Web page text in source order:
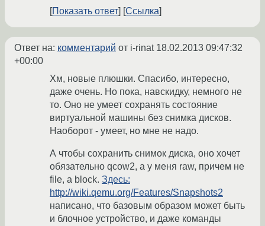
Показать ответ
Ссылка
Ответ на: комментарий от i-rinat 18.02.2013 09:47:32
+00:00
Хм, новые плюшки. Спасибо, интересно,
даже очень. Но пока, навскидку, немного не
то. Оно не умеет сохранять состояние
виртуальной машины без снимка дисков.
Наоборот - умеет, но мне не надо.
А чтобы сохранить снимок диска, оно хочет
обязательно qcow2, а у меня raw, причем не
file, а block. Здесь:
http://wiki.qemu.org/Features/Snapshots2
написано, что базовым образом может быть
и блочное устройство, и даже команды